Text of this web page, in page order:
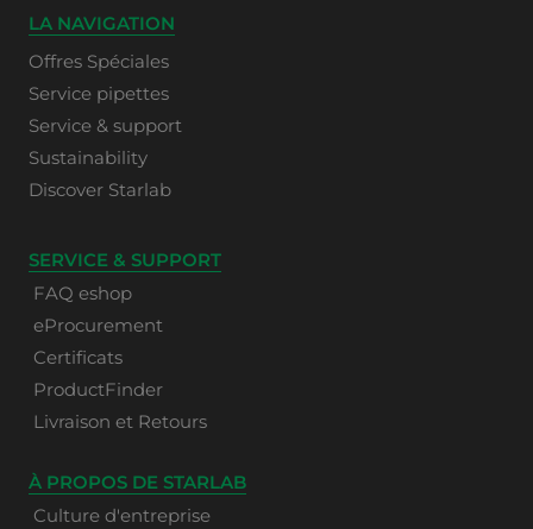
LA NAVIGATION
Offres Spéciales
Service pipettes
Service & support
Sustainability
Discover Starlab
SERVICE & SUPPORT
FAQ eshop
eProcurement
Certificats
ProductFinder
Livraison et Retours
À PROPOS DE STARLAB
Culture d'entreprise